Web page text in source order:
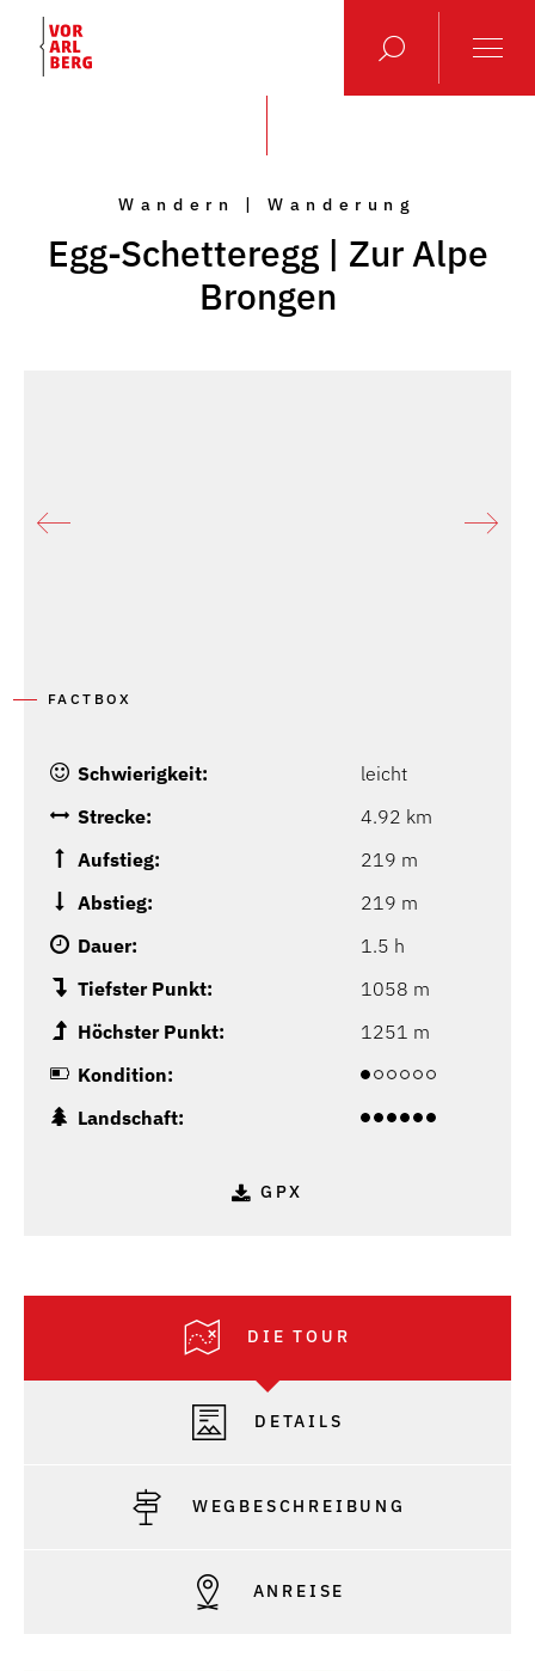
Wandern | Wanderung
Egg-Schetteregg | Zur Alpe
Brongen
FACTBOX
Schwierigkeit:
leicht
Strecke:
4.92 km
Aufstieg:
219 m
Abstieg:
219 m
Dauer:
1.5 h
Tiefster Punkt:
1058 m
Höchster Punkt:
1251 m
Kondition:
Landschaft:
GPX
DIE TOUR
DETAILS
WEGBESCHREIBUNG
ANREISE